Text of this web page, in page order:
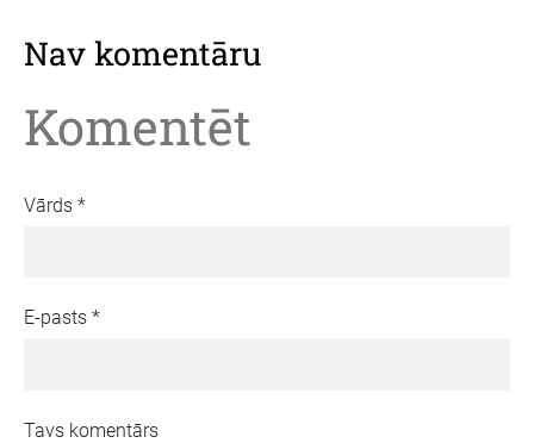
Nav komentāru
Komentēt
Vārds *
E-pasts *
Tavs komentārs